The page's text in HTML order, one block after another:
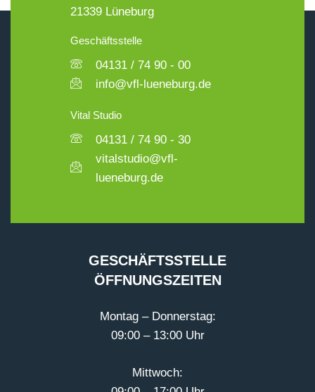
21339 Lüneburg
Geschäftsstelle
04131 / 74 90 - 00
info@vfl-lueneburg.de
Vital Studio
04131 / 74 90 - 30
vitalstudio@vfl-
lueneburg.de
GESCHÄFTSSTELLE
ÖFFNUNGSZEITEN
Montag – Donnerstag:
09:00 – 13:00 Uhr
Mittwoch: